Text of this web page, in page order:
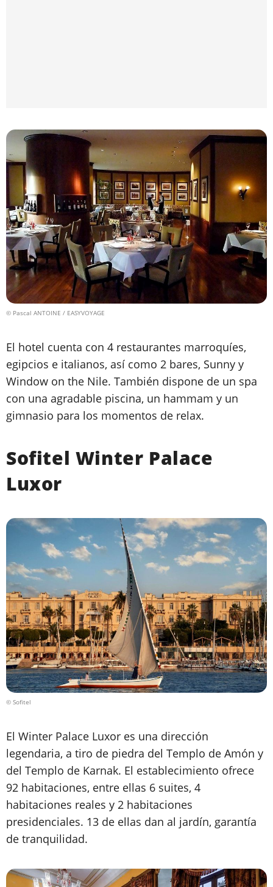
© Pascal ANTOINE / EASYVOYAGE
El hotel cuenta con 4 restaurantes marroquíes,
egipcios e italianos, así como 2 bares, Sunny y
Window on the Nile. También dispone de un spa
con una agradable piscina, un hammam y un
gimnasio para los momentos de relax.
Sofitel Winter Palace
Luxor
© Sofitel
El Winter Palace Luxor es una dirección
legendaria, a tiro de piedra del Templo de Amón y
del Templo de Karnak. El establecimiento ofrece
92 habitaciones, entre ellas 6 suites, 4
habitaciones reales y 2 habitaciones
presidenciales. 13 de ellas dan al jardín, garantía
de tranquilidad.